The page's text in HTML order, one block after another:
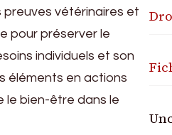
preuves vétérinaires et
pour préserver le
individuels et son
éléments en actions
le bien-être dans le